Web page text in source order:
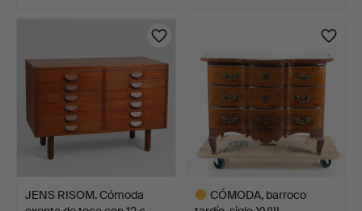
JENS RISOM. Cómoda
CÓMODA, barroco